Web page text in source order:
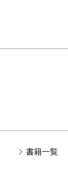
書籍一覧